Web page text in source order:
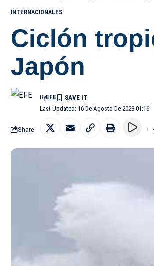
INTERNACIONALES
Ciclón
Japón
Last Updated: 16 De Agosto De 2023 01:16
ByEFE
Share